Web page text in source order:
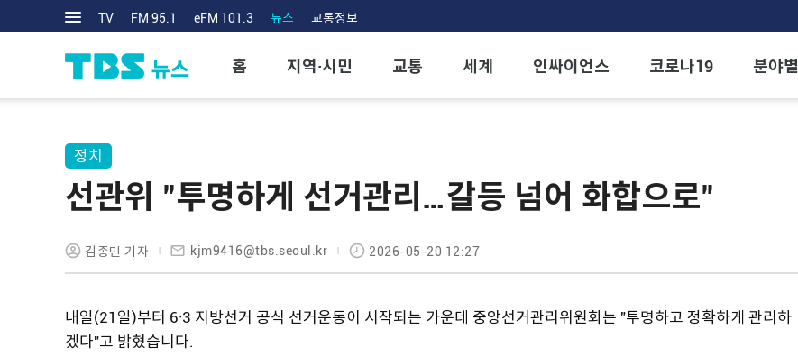
TV FM 95.1 eFM 101.3 뉴스 교통정보
홈 지역·시민 교통 세계 인싸이언스 코로나19 분야별
정치
선관위 "투명하게 선거관리…갈등 넘어 화합으로"
김종민 기자 kjm9416@tbs.seoul.kr 2026-05-20 12:27
내일(21일)부터 6·3 지방선거 공식 선거운동이 시작되는 가운데 중앙선거관리위원회는 "투명하고 정확하게 관리하
겠다"고 밝혔습니다.